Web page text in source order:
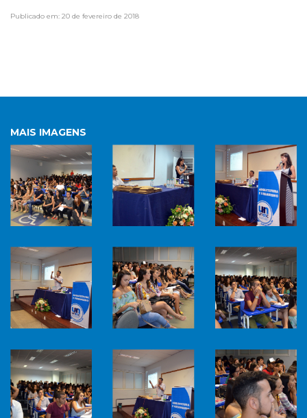
Publicado em: 20 de fevereiro de 2018
MAIS IMAGENS